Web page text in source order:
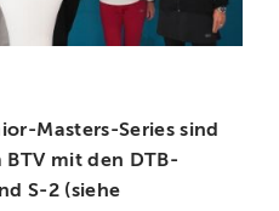
Masters-Series sind
mit den DTB-
S-2 (siehe